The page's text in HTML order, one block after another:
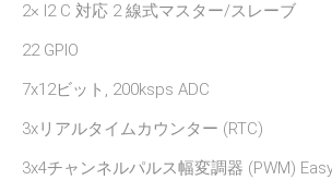
2× I2 C 対応 2 線式マスター/スレーブ
22 GPIO
7x12ビット, 200ksps ADC
3xリアルタイムカウンター (RTC)
3x4チャンネルパルス幅変調器 (PWM)